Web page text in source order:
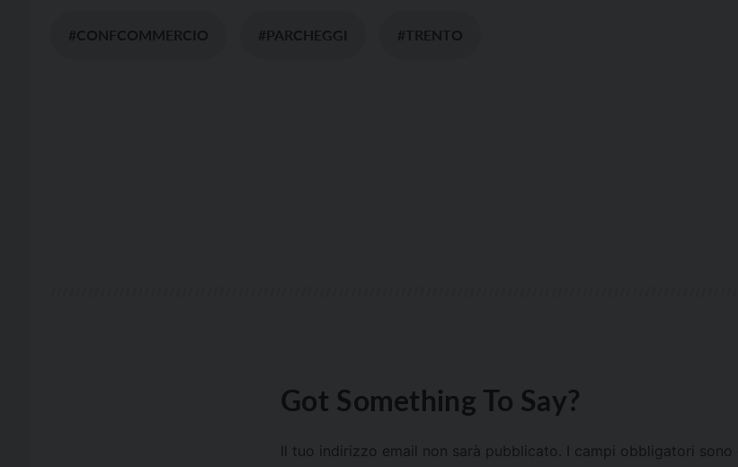
#CONFCOMMERCIO #PARCHEGGI #TRENTO
Got Something To Say?
Il tuo indirizzo email non sarà pubblicato. I campi obbligatori sono